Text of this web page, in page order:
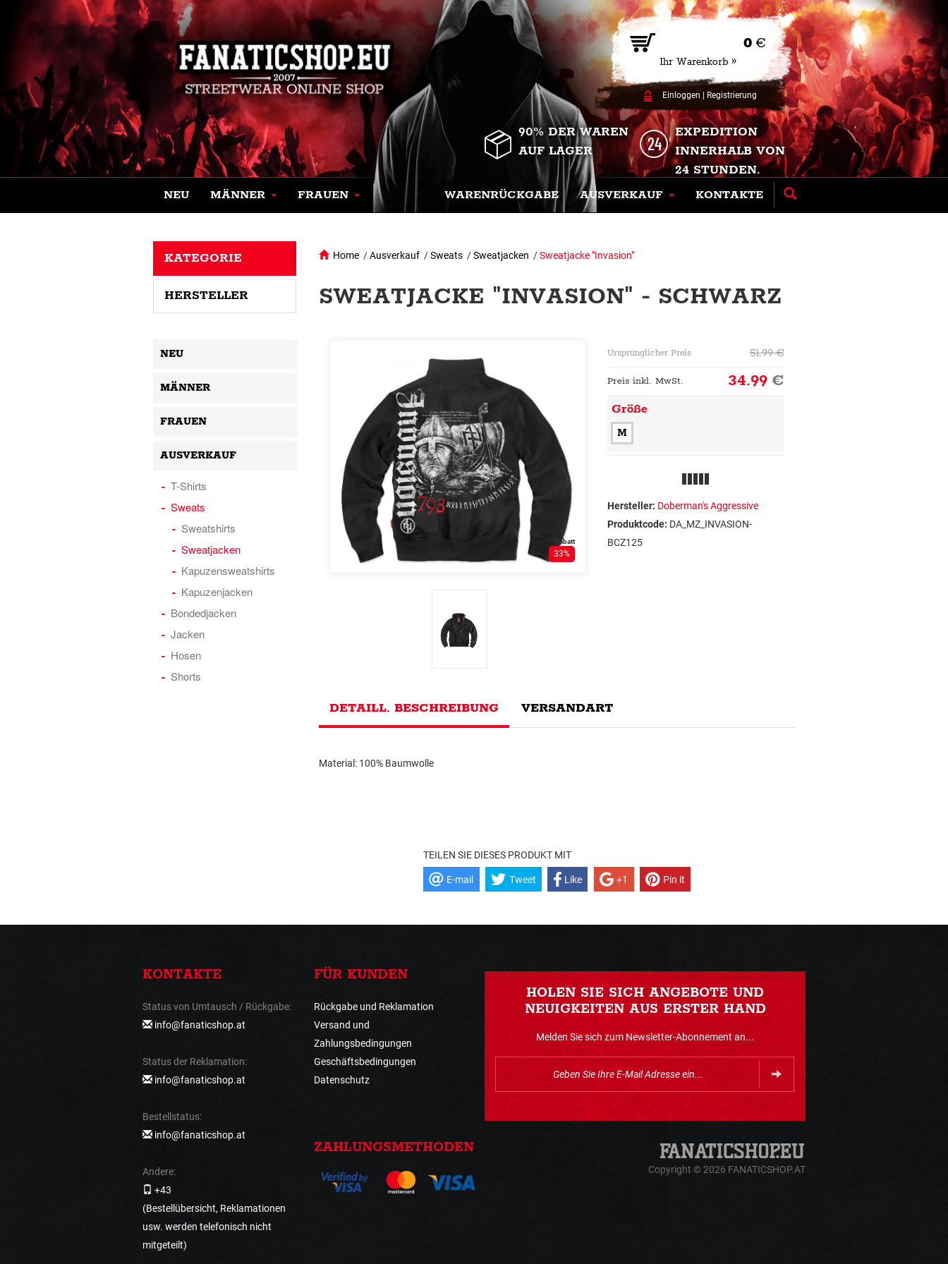
0 €
Ihr Warenkorb »
Einloggen Registrierung
90% DER WAREN
AUF LAGER
EXPEDITION
INNERHALB VON
24 STUNDEN.
NEU MÄNNER FRAUEN WARENRÜCKGABE AUSVERKAUF KONTAKTE
Home /Ausverkauf /Sweats /Sweatjacken /Sweatjacke "Invasion"
SWEATJACKE "INVASION" - SCHWARZ
Rabatt
33%
Ursprünglicher Preis 51.99€
Preis inkl. MwSt. 34.99€
Größe
M
Hersteller: Doberman's Aggressive
Produktcode: DA_MZ_INVASION-
BCZ125
DETAILL. BESCHREIBUNG VERSANDART
Material: 100% Baumwolle
TEILEN SIE DIESES PRODUKT MIT
E-mail Tweet Like +1 Pin it
KATEGORIE
HERSTELLER
NEU
MÄNNER
FRAUEN
AUSVERKAUF
T-Shirts
Sweats
Sweatshirts
Sweatjacken
Kapuzensweatshirts
Kapuzenjacken
Bondedjacken
Jacken
Hosen
Shorts
KONTAKTE
Status von Umtausch / Rückgabe:
info@fanaticshop.at
Status der Reklamation:
info@fanaticshop.at
Bestellstatus:
info@fanaticshop.at
Andere:
+43
(Bestellübersicht, Reklamationen
usw. werden telefonisch nicht
mitgeteilt)
FÜR KUNDEN
Rückgabe und Reklamation
Versand und
Zahlungsbedingungen
Geschäftsbedingungen
Datenschutz
ZAHLUNGSMETHODEN
HOLEN SIE SICH ANGEBOTE UND
NEUIGKEITEN AUS ERSTER HAND
Melden Sie sich zum Newsletter-Abonnement an...
Copyright © 2026 FANATICSHOP.AT